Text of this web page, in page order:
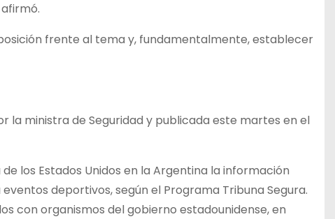
frente al tema y, fundamentalmente, establecer
la ministra de Seguridad y publicada este martes en el
los Estados Unidos en la Argentina la información
deportivos, según el Programa Tribuna Segura.
con organismos del gobierno estadounidense, en